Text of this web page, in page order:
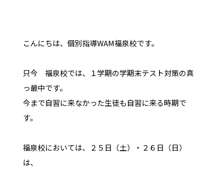
こんにちは、個別指導WAM福泉校です。
只今 福泉校では、１学期の学期末テスト対策の真
っ最中です。
今まで自習に来なかった生徒も自習に来る時期で
す。
福泉校においては、２５日（土）・２６日（日）
は、